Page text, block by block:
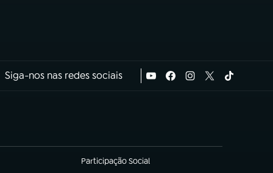
Siga-nos nas redes sociais
Participação Social
(abre em nova aba)